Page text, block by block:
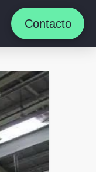
Contacto